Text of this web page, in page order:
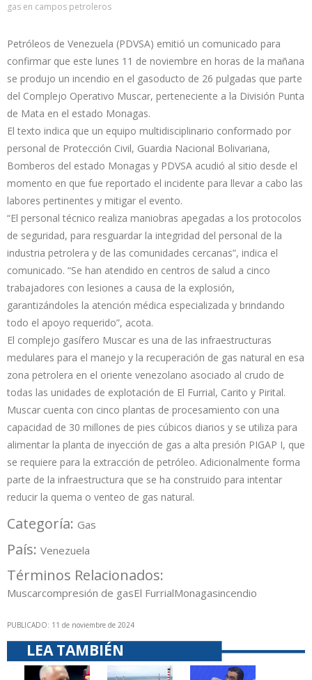
gas en campos petroleros
Petróleos de Venezuela (PDVSA) emitió un comunicado para
confirmar que este lunes 11 de noviembre en horas de la mañana
se produjo un incendio en el gasoducto de 26 pulgadas que parte
del Complejo Operativo Muscar, perteneciente a la División Punta
de Mata en el estado Monagas.
El texto indica que un equipo multidisciplinario conformado por
personal de Protección Civil, Guardia Nacional Bolivariana,
Bomberos del estado Monagas y PDVSA acudió al sitio desde el
momento en que fue reportado el incidente para llevar a cabo las
labores pertinentes y mitigar el evento.
“El personal técnico realiza maniobras apegadas a los protocolos
de seguridad, para resguardar la integridad del personal de la
industria petrolera y de las comunidades cercanas”, indica el
comunicado. “Se han atendido en centros de salud a cinco
trabajadores con lesiones a causa de la explosión,
garantizándoles la atención médica especializada y brindando
todo el apoyo requerido”, acota.
El complejo gasífero Muscar es una de las infraestructuras
medulares para el manejo y la recuperación de gas natural en esa
zona petrolera en el oriente venezolano asociado al crudo de
todas las unidades de explotación de El Furrial, Carito y Pirital.
Muscar cuenta con cinco plantas de procesamiento con una
capacidad de 30 millones de pies cúbicos diarios y se utiliza para
alimentar la planta de inyección de gas a alta presión PIGAP I, que
se requiere para la extracción de petróleo. Adicionalmente forma
parte de la infraestructura que se ha construido para intentar
reducir la quema o venteo de gas natural.
Categoría: Gas
País: Venezuela
Términos Relacionados:
Muscarcompresión de gasEl FurrialMonagasincendio
PUBLICADO: 11 de noviembre de 2024
LEA TAMBIÉN